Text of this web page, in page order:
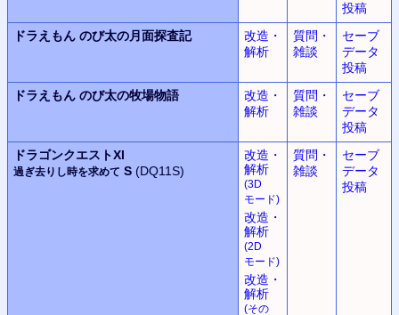
投稿
ドラえもん のび太の月面探査記
改造・
解析
質問・
雑談
セーブ
データ
投稿
ドラえもん のび太の牧場物語
改造・
解析
質問・
雑談
セーブ
データ
投稿
ドラゴンクエストXI
過ぎ去りし時を求めて S (DQ11S)
改造・
解析
(3D
モード)
改造・
解析
(2D
モード)
改造・
解析
(その
質問・
雑談
セーブ
データ
投稿